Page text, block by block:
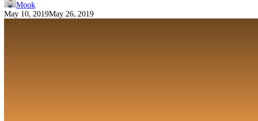
Mook
May 10, 2019May 26, 2019